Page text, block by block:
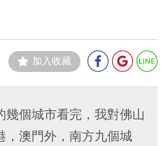
加入收藏
幾個城市看完，我對佛山
，澳門外，南方九個城